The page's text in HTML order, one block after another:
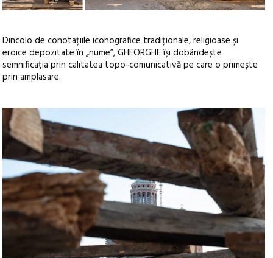
Dincolo de conotațiile iconografice tradiționale, religioase și
eroice depozitate în „nume”, GHEORGHE își dobândește
semnificația prin calitatea topo-comunicativă pe care o primește
prin amplasare.